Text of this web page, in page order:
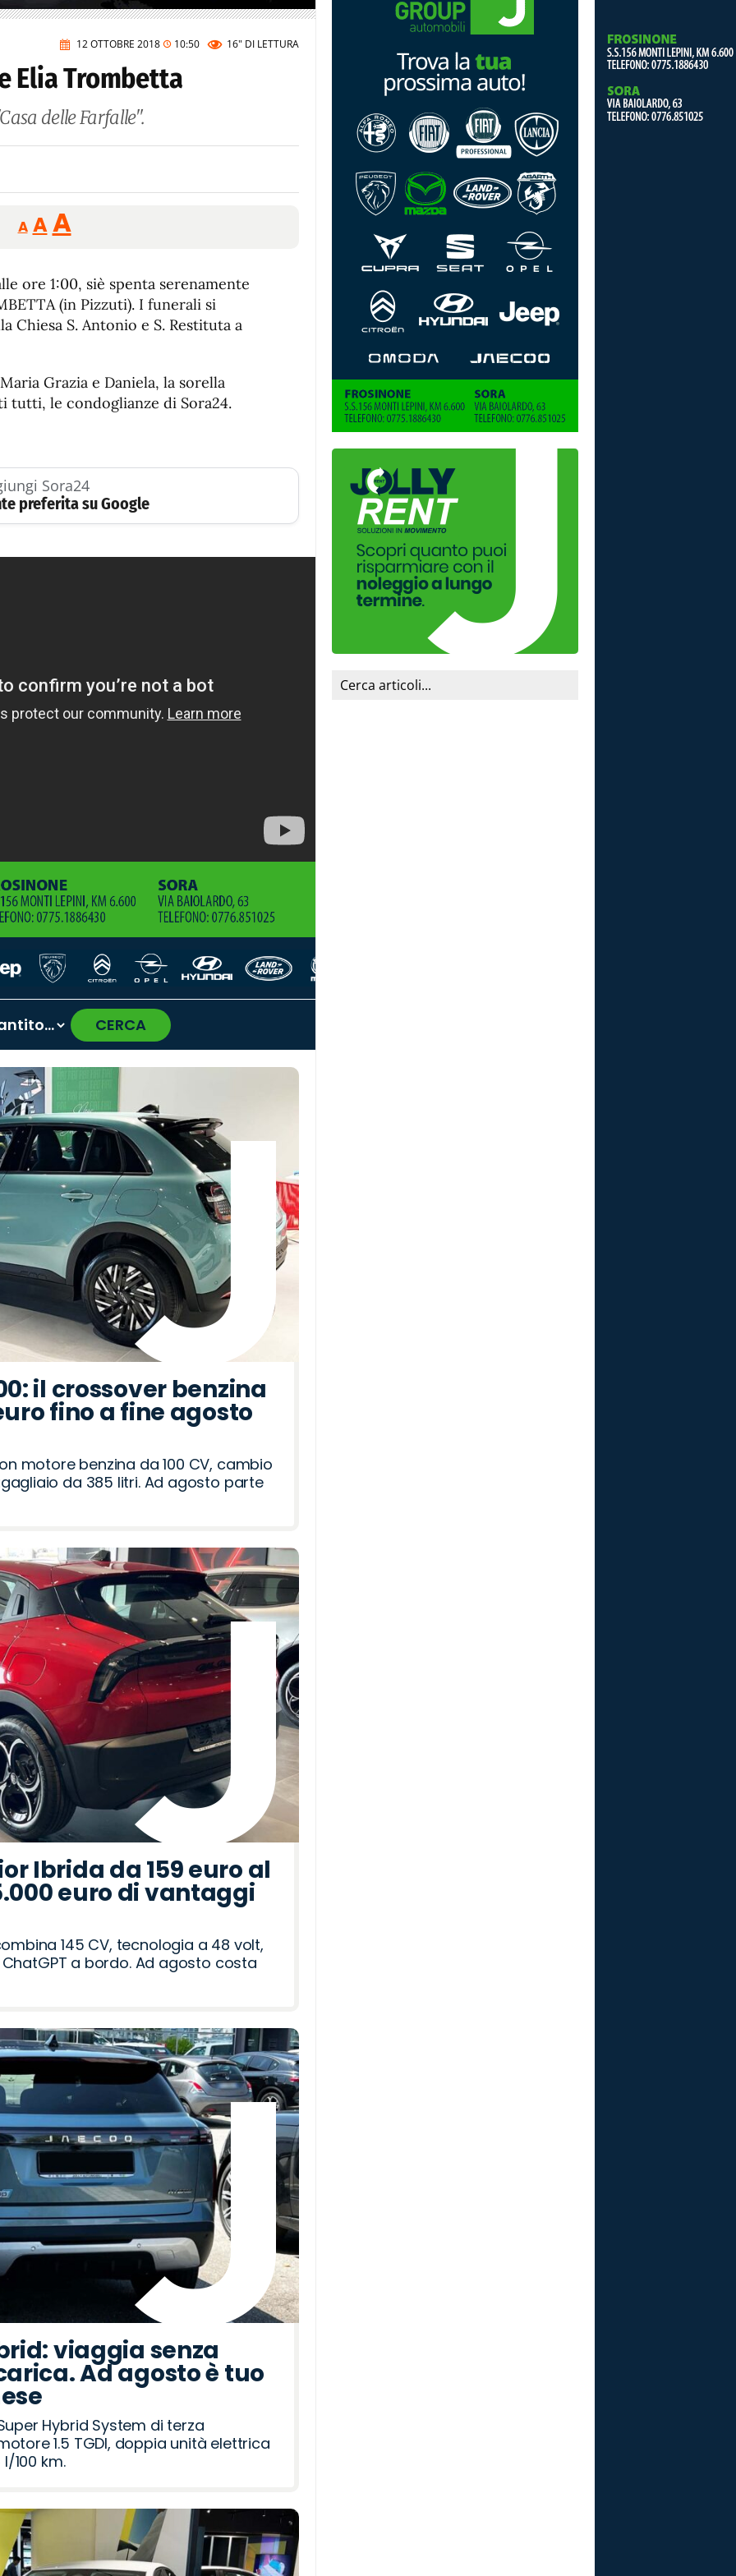
12 OTTOBRE 2018 10:50 16" DI LETTURA
Elia Trombetta
delle Farfalle".
A
Reducir
tamaño
A Restablecer
tamaño
de
fuente
AAumentar
de
fuente.
ore 1:00, siè spenta serenamente
(in Pizzuti). I funerali si
Chiesa S. Antonio e S. Restituta a
Grazia e Daniela, la sorella
tutti, le condoglianze di Sora24.
Sora24
preferita su Google
CERCA
›
il crossover benzina
fino a fine agosto
motore benzina da 100 CV, cambio
da 385 litri. Ad agosto parte
Ibrida da 159 euro al
euro di vantaggi
145 CV, tecnologia a 48 volt,
a bordo. Ad agosto costa
viaggia senza
Ad agosto è tuo
Hybrid System di terza
1.5 TGDI, doppia unità elettrica
100 km.